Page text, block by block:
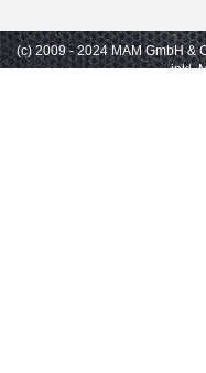
(c) 2009 - 2024 MAM GmbH &
inkl.